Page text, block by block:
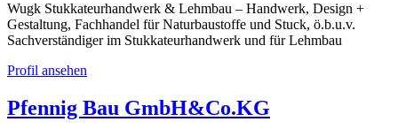
Wugk Stukkateurhandwerk & Lehmbau – Handwerk, Design +
Gestaltung, Fachhandel für Naturbaustoffe und Stuck, ö.b.u.v.
Sachverständiger im Stukkateurhandwerk und für Lehmbau
Profil ansehen
Pfennig Bau GmbH&Co.KG